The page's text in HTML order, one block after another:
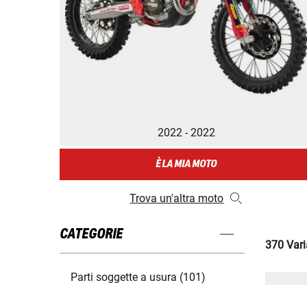
2022 - 2022
È LA MIA MOTO
Trova un'altra moto
CATEGORIE
Parti soggette a usura (101)
370